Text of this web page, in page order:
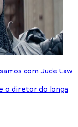
com Jude Law
o diretor do longa